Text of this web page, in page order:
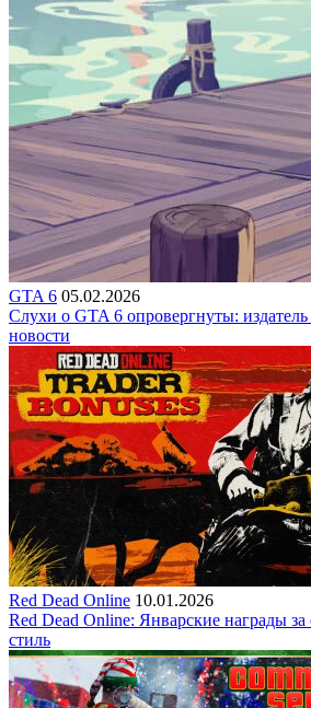
GTA 6 05.02.2026
Слухи о GTA 6 опровергнуты:
новости
Red Dead Online 10.01.2026
Red Dead Online: Январские награды за
стиль